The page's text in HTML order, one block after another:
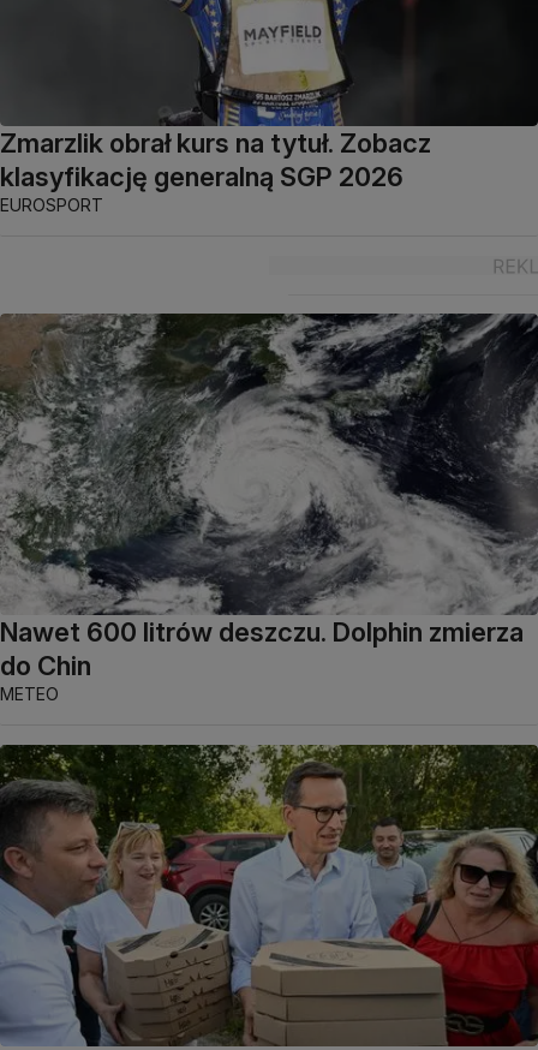
Zmarzlik obrał kurs na tytuł. Zobacz
klasyfikację generalną SGP 2026
EUROSPORT
Nawet 600 litrów deszczu. Dolphin zmierza
do Chin
METEO